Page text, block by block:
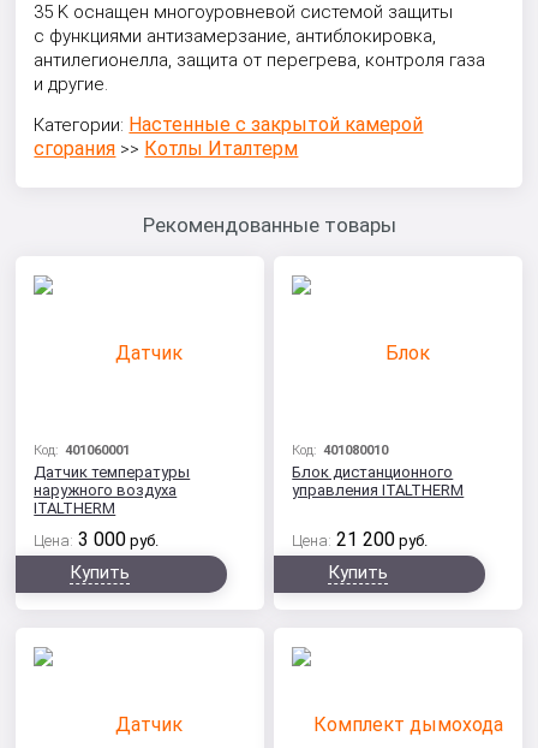
35 K оснащен многоуровневой системой защиты
с функциями антизамерзание, антиблокировка,
антилегионелла, защита от перегрева, контроля газа
и другие.
Категории: Настенные с закрытой камерой
сгорания >> Котлы Италтерм
Рекомендованные товары
Код:401060001
Датчик температуры
наружного воздуха
ITALTHERM
Цена: 3 000 руб.
Купить
Код:401080010
Блок дистанционного
управления ITALTHERM
Цена: 21 200 руб.
Купить